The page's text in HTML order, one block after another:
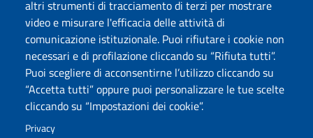
altri strumenti di tracciamento di terzi per mostrare
video e misurare l'efficacia delle attività di
comunicazione istituzionale. Puoi rifiutare i cookie non
necessari e di profilazione cliccando su “Rifiuta tutti”.
Puoi scegliere di acconsentirne l’utilizzo cliccando su
“Accetta tutti” oppure puoi personalizzare le tue scelte
cliccando su “Impostazioni dei cookie”.
Privacy
Università degli Studi di Sassari
Dipartimento di Giurisprudenza
Viale Mancini 5, 07100 Sassari
Fax: +39 079 228941
Contatti telefonici
PEC: dip.giurisprudenza@pec.uniss.it